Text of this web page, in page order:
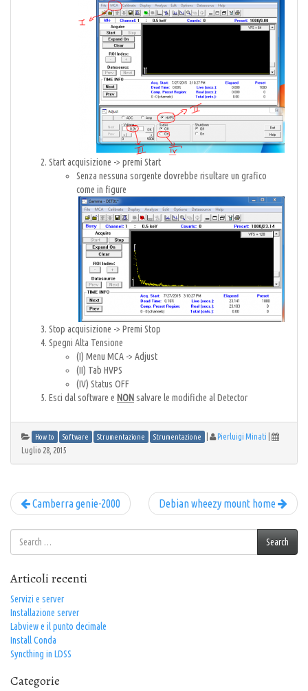
Start acquisizione -> premi Start
Senza nessuna sorgente dovrebbe risultare un grafico
come in figure
Stop acquisizione -> Premi Stop
Spegni Alta Tensione
(I) Menu MCA -> Adjust
(II) Tab HVPS
(IV) Status OFF
Esci dal software e NON salvare le modifiche al Detector
How to Software Strumentazione Strumentazione Pierluigi Minati
Luglio 28, 2015
Debian wheezy mount home
Camberra genie-2000
Search
for:
Search
Articoli recenti
Servizi e server
Installazione server
Labview e il punto decimale
Install Conda
Syncthing in LDSS
Categorie